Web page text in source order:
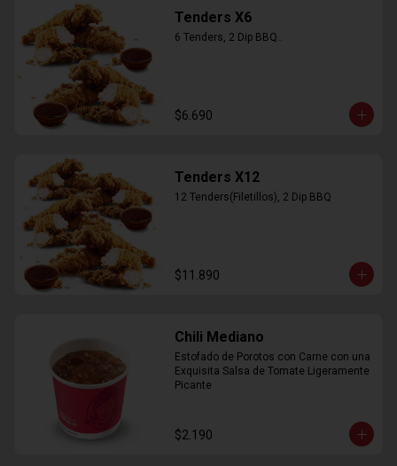
Tenders X6
6 Tenders, 2 Dip BBQ..
$6.690
Tenders X12
12 Tenders(Filetillos), 2 Dip BBQ
$11.890
Chili Mediano
Estofado de Porotos con Carne con una
Exquisita Salsa de Tomate Ligeramente
Picante
$2.190